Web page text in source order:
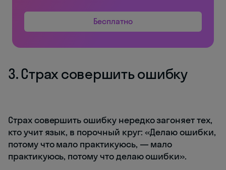
Бесплатно
3. Страх совершить ошибку
Страх совершить ошибку нередко загоняет тех,
кто учит язык, в порочный круг: «Делаю ошибки,
потому что мало практикуюсь, — мало
практикуюсь, потому что делаю ошибки».